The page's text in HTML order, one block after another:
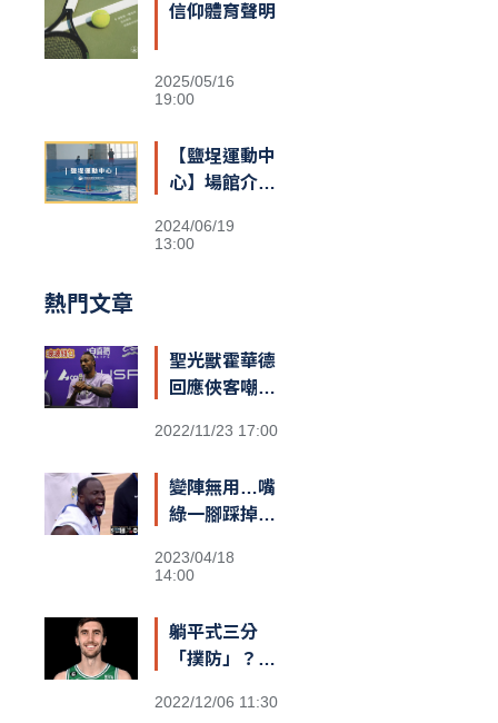
信仰體育聲明
2025/05/16
19:00
【鹽埕運動中
心】場館介紹
2024/06/19
13:00
熱門文章
聖光獸霍華德
回應俠客嘲諷
仇恨！我擁有
隊友，台灣給
我一對翅膀」
2022/11/23 17:00
變陣無用…嘴
綠一腳踩掉勇
2023/04/18
14:00
躺平式三分
「撲防」？
Kornet遮蓋
2022/12/06 11:30